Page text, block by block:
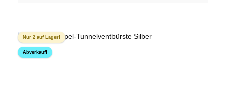
Nur 2 auf Lager!
Abverkauf!